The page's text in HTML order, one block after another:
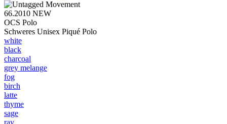
66.2010 NEW
OCS Polo
Schweres Unisex Piqué Polo
white
black
charcoal
grey melange
fog
birch
latte
thyme
sage
ray